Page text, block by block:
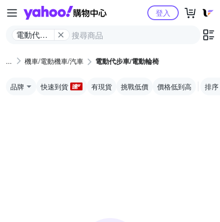
Yahoo購物中心
電動代步
椅
登入
機車/電動機車/汽車 電動代步車/電動輪椅
品牌 快速到貨 有現貨 挑戰低價 價格低到高 排序